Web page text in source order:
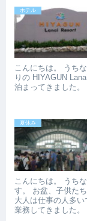
ホテル
こんにちは。 うち
りの HIYAGUN
泊まってきました
夏休み
こんにちは。 うち
す。 お盆、子供た
大人は仕事の人多
業務してきました。